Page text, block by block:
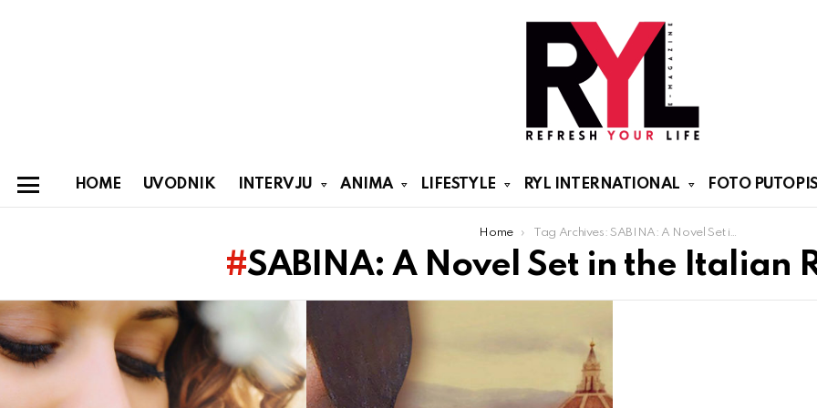
HOME UVODNIK INTERVJU ANIMA LIFESTYLE RYL INTERNATIONAL FOTO PUTOPISI
Home Tag Archives: SABINA: A Novel Set in the Italian Renaissance
SABINA: A Novel Set in the Italian
Latest
stories